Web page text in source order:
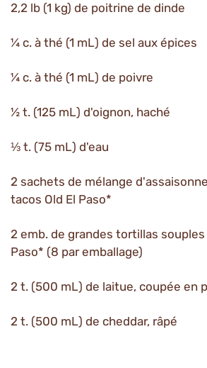
2,2 lb (1 kg) de poitrine de dinde
¼ c. à thé (1 mL) de sel aux épices
¼ c. à thé (1 mL) de poivre
½ t. (125 mL) d'oignon, haché
⅓ t. (75 mL) d'eau
2 sachets de mélange
tacos Old El Paso*
2 emb. de grandes tortillas souples
Paso* (8 par emballage)
2 t. (500 mL) de laitue, coupée en
2 t. (500 mL) de cheddar, râpé